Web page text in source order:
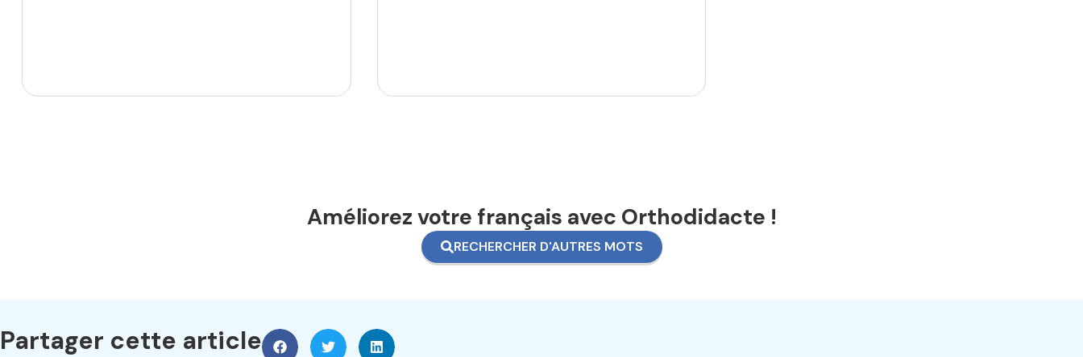
Améliorez votre français avec Orthodidacte !
RECHERCHER D'AUTRES MOTS
Partager cette article